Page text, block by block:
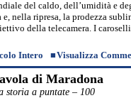
del caldo, dell’umidità e
e, nella ripresa, la prodezza
della telecamera. I
Intero ■Visualizza
di Maradona
storia a puntate – 100